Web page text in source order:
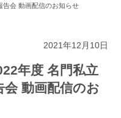
告会 動画配信のお知らせ
2021年12月10日
年度 名門私立
会 動画配信のお